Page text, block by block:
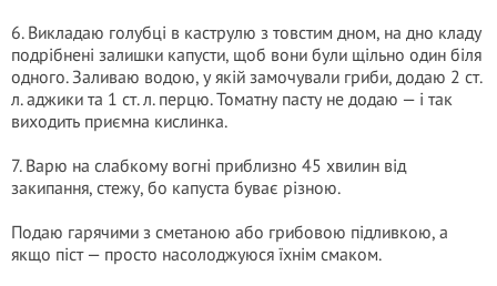
6. Викладаю голубці в каструлю з товстим дном, на дно кладу
подрібнені залишки капусти, щоб вони були щільно один біля
одного. Заливаю водою, у якій замочували гриби, додаю 2 ст.
л. аджики та 1 ст. л. перцю. Томатну пасту не додаю — і так
виходить приємна кислинка.
7. Варю на слабкому вогні приблизно 45 хвилин від
закипання, стежу, бо капуста буває різною.
Подаю гарячими з сметаною або грибовою підливкою, а
якщо піст — просто насолоджуюся їхнім смаком.